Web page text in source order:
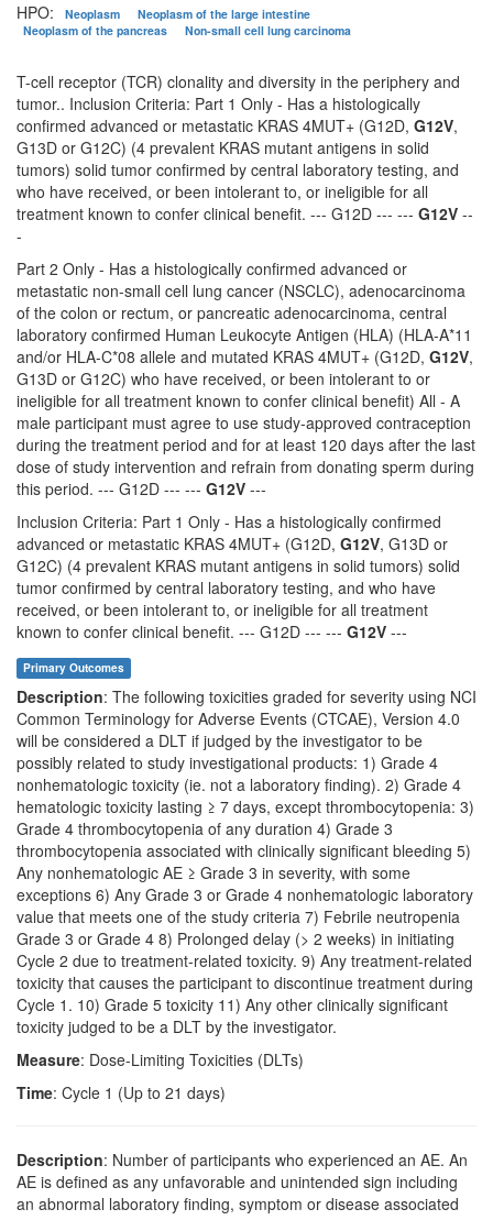
HPO: Neoplasm
Neoplasm of the large intestine
Neoplasm of the pancreas
Non-small cell lung carcinoma
T-cell receptor (TCR) clonality and diversity in the periphery and
tumor.. Inclusion Criteria: Part 1 Only - Has a histologically
confirmed advanced or metastatic KRAS 4MUT+ (G12D, G12V,
G13D or G12C) (4 prevalent KRAS mutant antigens in solid
tumors) solid tumor confirmed by central laboratory testing, and
who have received, or been intolerant to, or ineligible for all
treatment known to confer clinical benefit. --- G12D --- --- G12V --
-
Part 2 Only - Has a histologically confirmed advanced or
metastatic non-small cell lung cancer (NSCLC), adenocarcinoma
of the colon or rectum, or pancreatic adenocarcinoma, central
laboratory confirmed Human Leukocyte Antigen (HLA) (HLA-A*11
and/or HLA-C*08 allele and mutated KRAS 4MUT+ (G12D, G12V,
G13D or G12C) who have received, or been intolerant to or
ineligible for all treatment known to confer clinical benefit) All - A
male participant must agree to use study-approved contraception
during the treatment period and for at least 120 days after the last
dose of study intervention and refrain from donating sperm during
this period. --- G12D --- --- G12V ---
Inclusion Criteria: Part 1 Only - Has a histologically confirmed
advanced or metastatic KRAS 4MUT+ (G12D, G12V, G13D or
G12C) (4 prevalent KRAS mutant antigens in solid tumors) solid
tumor confirmed by central laboratory testing, and who have
received, or been intolerant to, or ineligible for all treatment
known to confer clinical benefit. --- G12D --- --- G12V ---
Primary Outcomes
Description: The following toxicities graded for severity using NCI
Common Terminology for Adverse Events (CTCAE), Version 4.0
will be considered a DLT if judged by the investigator to be
possibly related to study investigational products: 1) Grade 4
nonhematologic toxicity (ie. not a laboratory finding). 2) Grade 4
hematologic toxicity lasting ≥ 7 days, except thrombocytopenia: 3)
Grade 4 thrombocytopenia of any duration 4) Grade 3
thrombocytopenia associated with clinically significant bleeding 5)
Any nonhematologic AE ≥ Grade 3 in severity, with some
exceptions 6) Any Grade 3 or Grade 4 nonhematologic laboratory
value that meets one of the study criteria 7) Febrile neutropenia
Grade 3 or Grade 4 8) Prolonged delay (> 2 weeks) in initiating
Cycle 2 due to treatment-related toxicity. 9) Any treatment-related
toxicity that causes the participant to discontinue treatment during
Cycle 1. 10) Grade 5 toxicity 11) Any other clinically significant
toxicity judged to be a DLT by the investigator.
Measure: Dose-Limiting Toxicities (DLTs)
Time: Cycle 1 (Up to 21 days)
Description: Number of participants who experienced an AE. An
AE is defined as any unfavorable and unintended sign including
an abnormal laboratory finding, symptom or disease associated